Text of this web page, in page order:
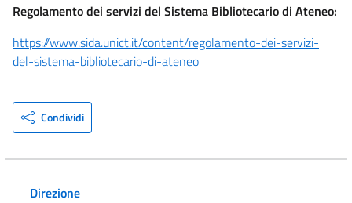
Regolamento dei servizi del Sistema Bibliotecario di Ateneo:
https://www.sida.unict.it/content/regolamento-dei-servizi-
del-sistema-bibliotecario-di-ateneo
Condividi
Direzione